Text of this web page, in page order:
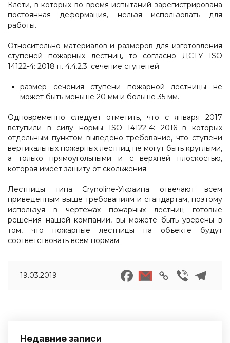
Клети, в которых во время испытаний зарегистрирована
постоянная деформация, нельзя использовать для
работы.
Относительно материалов и размеров для изготовления
ступеней пожарных лестниц, то согласно ДСТУ ISO
14122-4: 2018 п. 4.4.2.3. сечение ступеней.
размер сечения ступени пожарной лестницы не
может быть меньше 20 мм и больше 35 мм.
Одновременно следует отметить, что с января 2017
вступили в силу нормы ISO 14122-4: 2016 в которых
отдельным пунктом выведено требование, что ступени
вертикальных пожарных лестниц не могут быть круглыми,
а только прямоугольными и с верхней плоскостью,
которая имеет защиту от скольжения.
Лестницы типа Crynoline-Украина отвечают всем
приведенным выше требованиям и стандартам, поэтому
используя в чертежах пожарных лестниц готовые
решения нашей компании, вы можете быть уверены в
том, что пожарные лестницы на объекте будут
соответствовать всем нормам.
19.03.2019
Недавние записи